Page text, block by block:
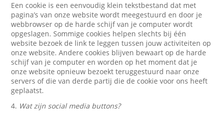
Een cookie is een eenvoudig klein tekstbestand dat met
pagina’s van onze website wordt meegestuurd en door je
webbrowser op de harde schijf van je computer wordt
opgeslagen. Sommige cookies helpen slechts bij één
website bezoek de link te leggen tussen jouw activiteiten op
onze website. Andere cookies blijven bewaart op de harde
schijf van je computer en worden op het moment dat je
onze website opnieuw bezoekt teruggestuurd naar onze
servers of die van derde partij die de cookie voor ons heeft
geplaatst.
4. Wat zijn social media buttons?